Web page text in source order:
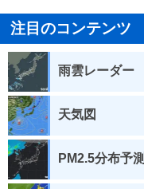
注目のコンテンツ
雨雲レーダー
天気図
PM2.5分布予測